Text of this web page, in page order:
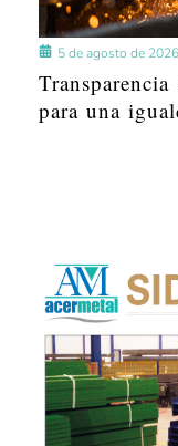
5 de agosto de 2026
para una